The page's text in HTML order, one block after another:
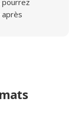
pourrez